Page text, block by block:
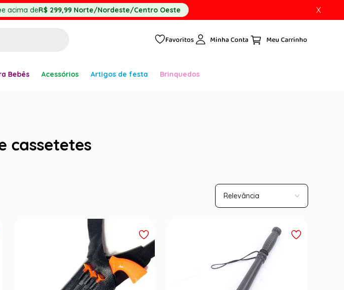
e acima deR$ 299,99 Norte/Nordeste/Centro Oeste X
Favoritos Minha Conta
Bebês Acessórios Artigos de festa Brinquedos
cassetetes
Relevância